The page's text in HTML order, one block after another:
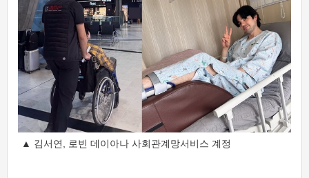
▲ 김서연, 로빈 데이아나 사회관계망서비스 계정